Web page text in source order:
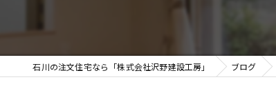
石川の注文住宅なら「株式会社沢野建設工房」 ブログ